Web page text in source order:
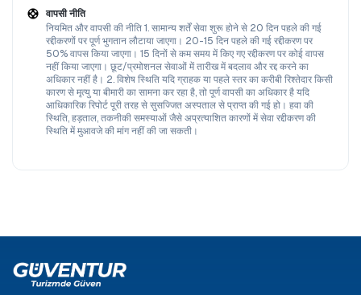
वापसी नीति
नियमित और वापसी की नीति 1. सामान्य शर्तें सेवा शुरू होने से 20 दिन पहले की गई
रद्दीकरणों पर पूर्ण भुगतान लौटाया जाएगा। 20-15 दिन पहले की गई रद्दीकरण पर
50% वापस किया जाएगा। 15 दिनों से कम समय में किए गए रद्दीकरण पर कोई वापस
नहीं किया जाएगा। छूट/प्रमोशनल सेवाओं में तारीख में बदलाव और रद्द करने का
अधिकार नहीं है। 2. विशेष स्थिति यदि ग्राहक या पहले स्तर का करीबी रिश्तेदार किसी
कारण से मृत्यु या बीमारी का सामना कर रहा है, तो पूर्ण वापसी का अधिकार है यदि
आधिकारिक रिपोर्ट पूरी तरह से सुसज्जित अस्पताल से प्राप्त की गई हो। हवा की
स्थिति, हड़ताल, तकनीकी समस्याओं जैसे अप्रत्याशित कारणों में सेवा रद्दीकरण की
स्थिति में मुआवजे की मांग नहीं की जा सकती।